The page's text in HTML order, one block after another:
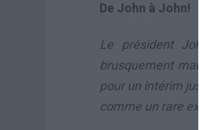
De John à John!
Le président John
brusquement mardi
pour un intérim
comme un rare